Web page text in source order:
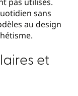
sans
au design
et